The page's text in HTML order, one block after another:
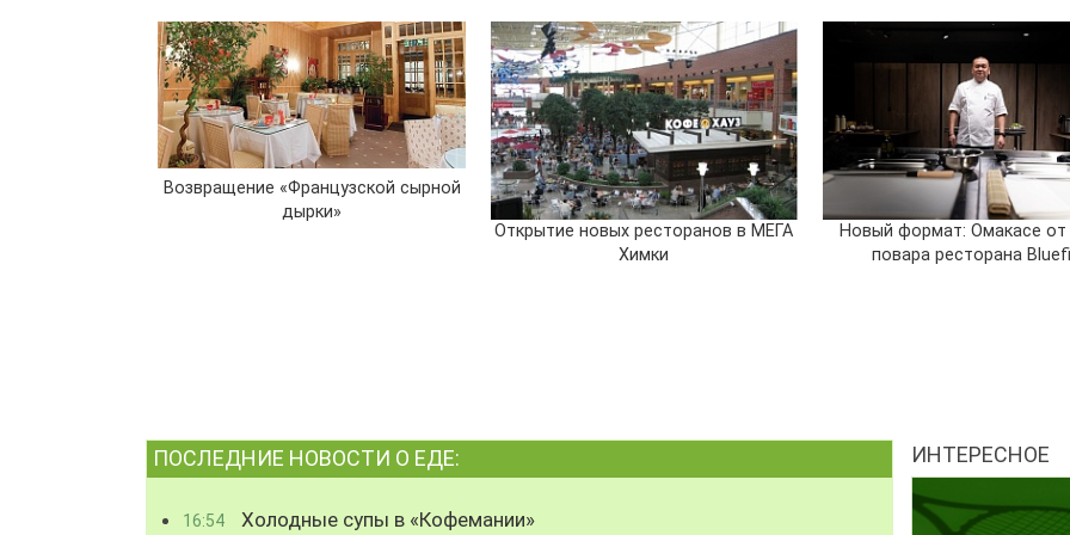
Возвращение «Французской сырной
дырки»
Открытие новых ресторанов в МЕГА
Химки
Новый формат: Омакасе
повара ресторана
ПОСЛЕДНИЕ НОВОСТИ О ЕДЕ:
16:54 Холодные супы в «Кофемании»
ИНТЕРЕСНОЕ